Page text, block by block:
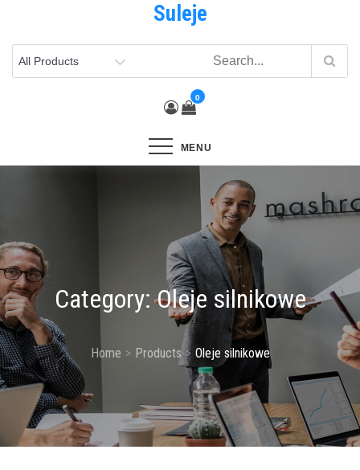
content
Suleje
0
MENU
Category:Oleje silnikowe
Home Products Oleje silnikowe